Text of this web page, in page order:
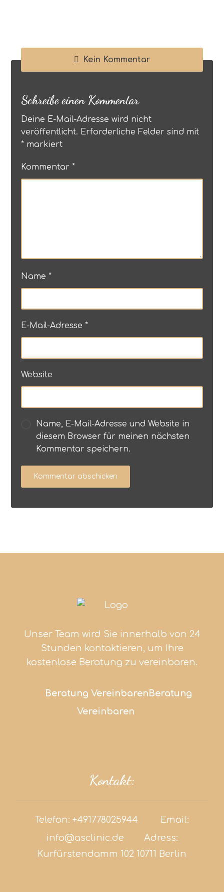
Kein Kommentar
Schreibe einen Kommentar
Deine E-Mail-Adresse wird nicht
veröffentlicht. Erforderliche Felder sind mit
* markiert
Kommentar*
Name*
E-Mail-Adresse*
Website
Name, E-Mail-Adresse und Website in
diesem Browser für meinen nächsten
Kommentar speichern.
Unser Team wird Sie innerhalb von 24
Stunden kontaktieren, um Ihre
kostenlose Beratung zu vereinbaren.
Beratung Vereinbaren Beratung
Vereinbaren
Kontakt:
Telefon: +491778025944
Email:
info@asclinic.de Adress:
Kurfürstendamm 102 10711 Berlin